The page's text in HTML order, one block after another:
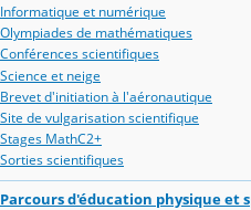
Informatique et numérique
Olympiades de mathématiques
Conférences scientifiques
Science et neige
Brevet d'initiation à l'aéronautique
Site de vulgarisation scientifique
Stages MathC2+
Sorties scientifiques
Parcours d'éducation physique et